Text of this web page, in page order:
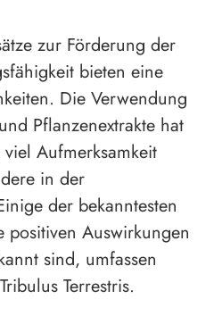
zur Förderung der
bieten eine
Die Verwendung
Pflanzenextrakte hat
Aufmerksamkeit
in der
der bekanntesten
Auswirkungen
sind, umfassen
Terrestris.